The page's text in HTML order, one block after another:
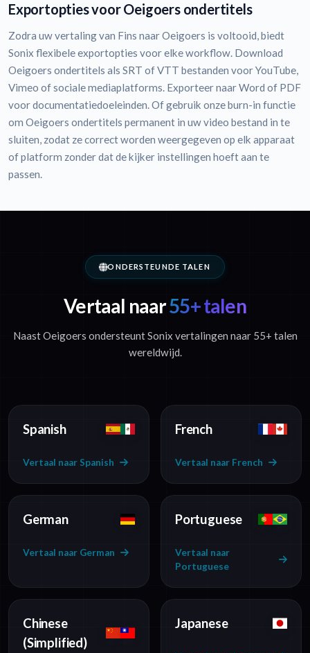
Exportopties voor Oeigoers ondertitels
Zodra uw vertaling van Fins naar Oeigoers is voltooid, biedt
Sonix flexibele exportopties voor elke workflow. Download
Oeigoers ondertitels als SRT of VTT bestanden voor YouTube,
Vimeo of sociale mediaplatforms. Exporteer naar Word of PDF
voor documentatiedoeleinden. Of gebruik onze burn-in functie
om Oeigoers ondertitels permanent in uw video bestand in te
sluiten, zodat ze correct worden weergegeven op elk apparaat
of platform zonder dat de kijker instellingen hoeft aan te
passen.
ONDERSTEUNDE TALEN
Vertaal naar55+ talen
Naast Oeigoers ondersteunt Sonix vertalingen naar 55+ talen
wereldwijd.
Spanish
Vertaal naar Spanish
French
Vertaal naar French
German
Vertaal naar German
Portuguese
Vertaal naar
Portuguese
Chinese
(Simplified)
Japanese